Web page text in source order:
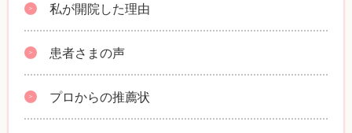
私が開院した理由
患者さまの声
プロからの推薦状